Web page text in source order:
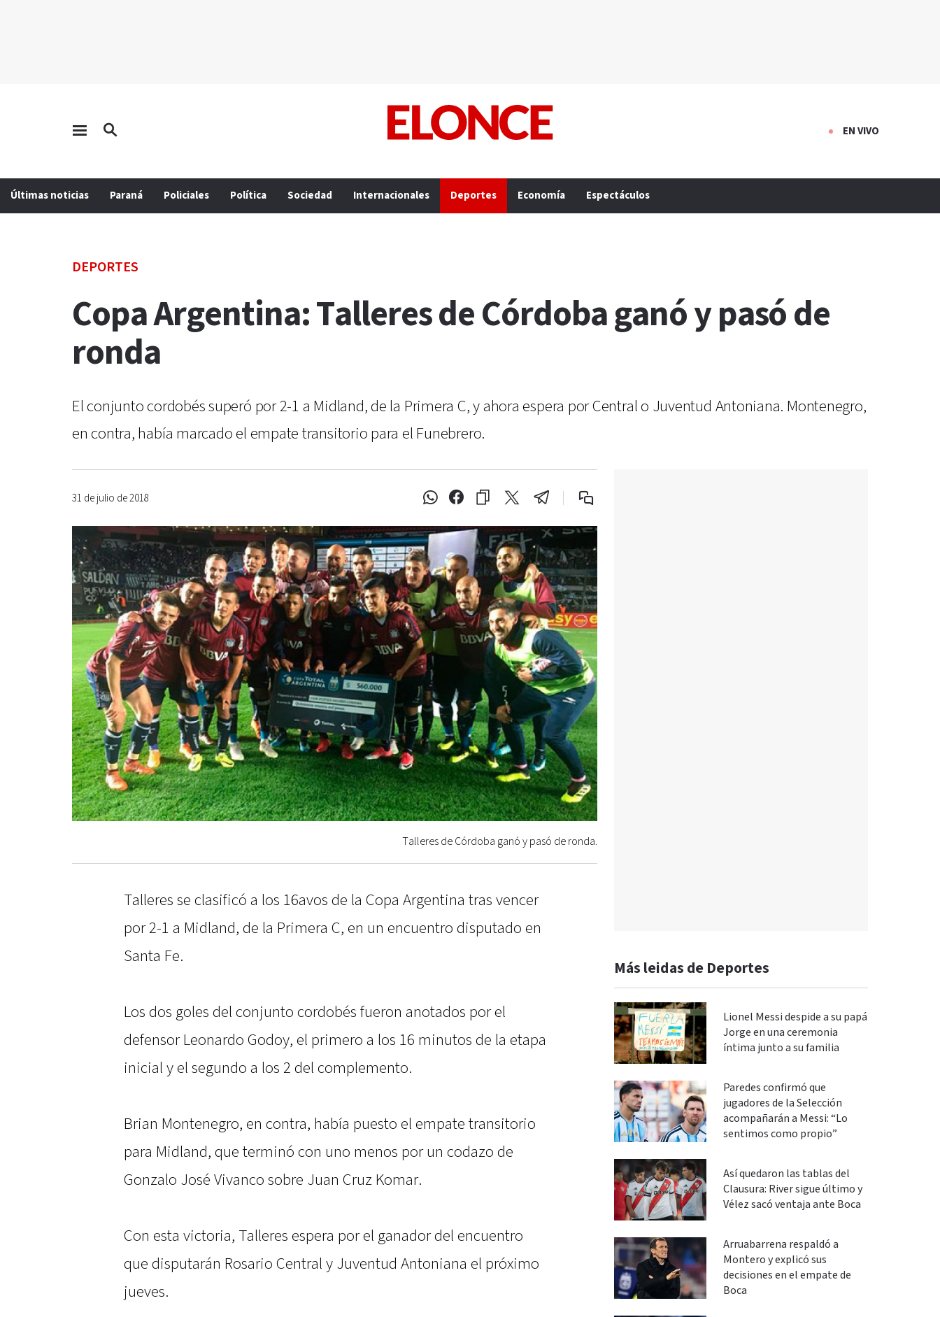
EN VIVO
Últimas noticias Paraná Policiales Política Sociedad Internacionales Deportes Economía Espectáculos
DEPORTES
Copa Argentina: Talleres de Córdoba ganó y pasó de
ronda
El conjunto cordobés superó por 2-1 a Midland, de la Primera C, y ahora espera por Central o Juventud Antoniana. Montenegro,
en contra, había marcado el empate transitorio para el Funebrero.
31 de julio de 2018
Talleres de Córdoba ganó y pasó de ronda.
Talleres se clasificó a los 16avos de la Copa Argentina tras vencer
por 2-1 a Midland, de la Primera C, en un encuentro disputado en
Santa Fe.
Los dos goles del conjunto cordobés fueron anotados por el
defensor Leonardo Godoy, el primero a los 16 minutos de la etapa
inicial y el segundo a los 2 del complemento.
Brian Montenegro, en contra, había puesto el empate transitorio
para Midland, que terminó con uno menos por un codazo de
Gonzalo José Vivanco sobre Juan Cruz Komar.
Con esta victoria, Talleres espera por el ganador del encuentro
que disputarán Rosario Central y Juventud Antoniana el próximo
jueves.
Más leidas de Deportes
Lionel Messi despide a su papá
Jorge en una ceremonia
íntima junto a su familia
Paredes confirmó que
jugadores de la Selección
acompañarán a Messi: “Lo
sentimos como propio”
Así quedaron las tablas del
Clausura: River sigue último y
Vélez sacó ventaja ante Boca
Arruabarrena respaldó a
Montero y explicó sus
decisiones en el empate de
Boca